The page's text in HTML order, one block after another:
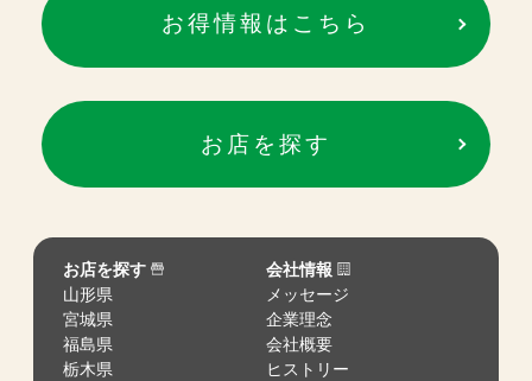
お得情報はこちら
お店を探す
お店を探す
山形県
宮城県
福島県
栃木県
会社情報
メッセージ
企業理念
会社概要
ヒストリー